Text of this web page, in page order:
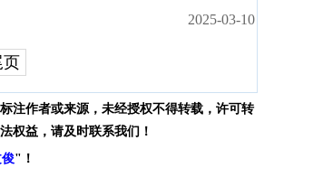
2025-03-10
页
注作者或来源，未经授权不得转载，许可转
权益，请及时联系我们！
"！